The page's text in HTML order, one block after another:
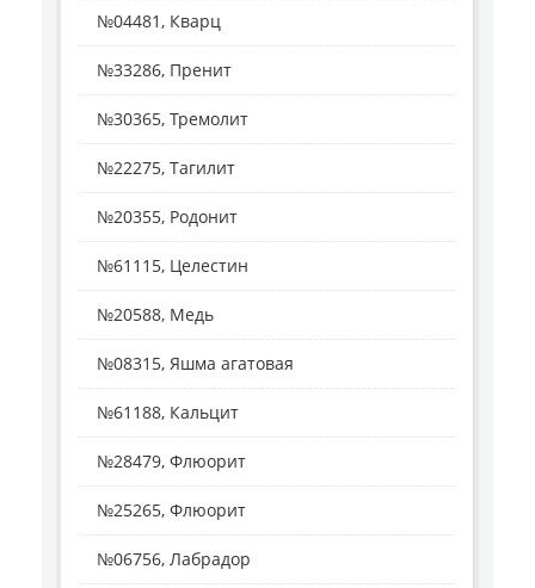
№04481, Кварц
№33286, Пренит
№30365, Тремолит
№22275, Тагилит
№20355, Родонит
№61115, Целестин
№20588, Медь
№08315, Яшма агатовая
№61188, Кальцит
№28479, Флюорит
№25265, Флюорит
№06756, Лабрадор